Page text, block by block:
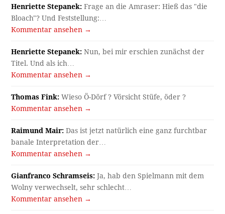
Henriette Stepanek: Frage an die Amraser: Hieß das "die
Bloach"? Und Feststellung:…
Kommentar ansehen →
Henriette Stepanek: Nun, bei mir erschien zunächst der
Titel. Und als ich…
Kommentar ansehen →
Thomas Fink: Wieso Ö-Dörf ? Vörsicht Stüfe, öder ?
Kommentar ansehen →
Raimund Mair: Das ist jetzt natürlich eine ganz furchtbar
banale Interpretation der…
Kommentar ansehen →
Gianfranco Schramseis: Ja, hab den Spielmann mit dem
Wolny verwechselt, sehr schlecht…
Kommentar ansehen →